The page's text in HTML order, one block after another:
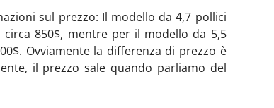
sul prezzo: Il modello da 4,7 pollici
850$, mentre per il modello da 5,5
Ovviamente la differenza di prezzo è
il prezzo sale quando parliamo del